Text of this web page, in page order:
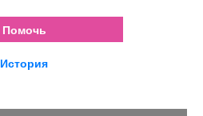
Помочь
История